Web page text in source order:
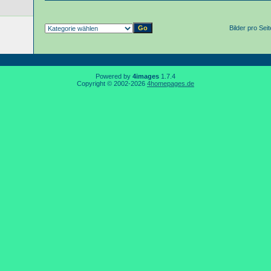
Bilder pro
Powered by 4images 1.7.4
Copyright © 2002-2026 4homepages.de